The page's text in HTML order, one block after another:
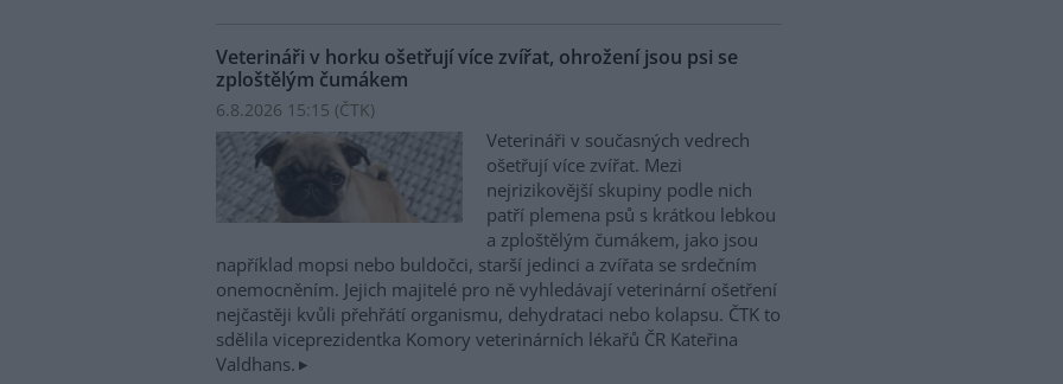
Veterináři v horku ošetřují více zvířat, ohrožení jsou psi se
zploštělým čumákem
6.8.2026 15:15 (ČTK)
Veterináři v současných vedrech
ošetřují více zvířat. Mezi
nejrizikovější skupiny podle nich
patří plemena psů s krátkou lebkou
a zploštělým čumákem, jako jsou
například mopsi nebo buldočci, starší jedinci a zvířata se srdečním
onemocněním. Jejich majitelé pro ně vyhledávají veterinární ošetření
nejčastěji kvůli přehřátí organismu, dehydrataci nebo kolapsu. ČTK to
sdělila viceprezidentka Komory veterinárních lékařů ČR Kateřina
Valdhans.